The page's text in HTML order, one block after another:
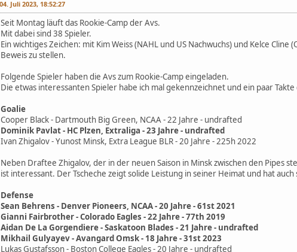
04. Juli 2023, 18:52:27
Seit Montag läuft das Rookie-Camp der Avs.
Mit dabei sind 38 Spieler.
Ein wichtiges Zeichen: mit Kim Weiss (NAHL und US Nachwuchs) und Kelce
Beweis zu stellen.
Folgende Spieler haben die Avs zum Rookie-Camp eingeladen.
Die etwas interessanten Spieler habe ich mal gekennzeichnet und ein paar Takte
Goalie
Cooper Black - Dartmouth Big Green, NCAA - 22 Jahre - undrafted
Dominik Pavlat - HC Plzen, Extraliga - 23 Jahre - undrafted
Ivan Zhigalov - Yunost Minsk, Extra League BLR - 20 Jahre - 225h 2022
Neben Draftee Zhigalov, der in der neuen Saison in Minsk zwischen den Pipes
ist interessant. Der Tscheche zeigt solide Leistung in seiner Heimat und hat
Defense
Sean Behrens - Denver Pioneers, NCAA - 20 Jahre - 61st 2021
Gianni Fairbrother - Colorado Eagles - 22 Jahre - 77th 2019
Aidan De La Gorgendiere - Saskatoon Blades - 21 Jahre - undrafted
Mikhail Gulyayev - Avangard Omsk - 18 Jahre - 31st 2023
Lukas Gustafsson - Boston College Eagles - 20 Jahre - undrafted